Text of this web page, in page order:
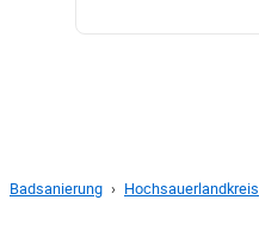
Badsanierung › Hochsauerlandkreis